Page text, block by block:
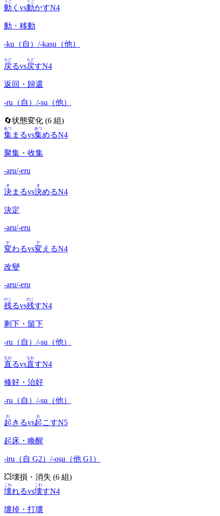
動
うご
く vs動
うご
かすN4
動・移動
-ku（自）/-kasu（他）
戻
もど
るvs戻
もど
すN4
返回・歸還
-ru（自）/-su（他）
🔄状態変化 (6 組)
集
あつ
まるvs集
あつ
めるN4
聚集・收集
-aru/-eru
決
き
まるvs決
き
めるN4
決定
-aru/-eru
変
か
わるvs変
か
えるN4
改變
-aru/-eru
残
のこ
るvs残
のこ
すN4
剩下・留下
-ru（自）/-su（他）
直
なお
るvs直
なお
すN4
修好・治好
-ru（自）/-su（他）
起
お
きるvs起
お
こすN5
起床・喚醒
-iru（自 G2）/-osu（他 G1）
💥壊損・消失 (6 組)
壊
こわ
れるvs壊
こわ
すN4
壞掉・打壞